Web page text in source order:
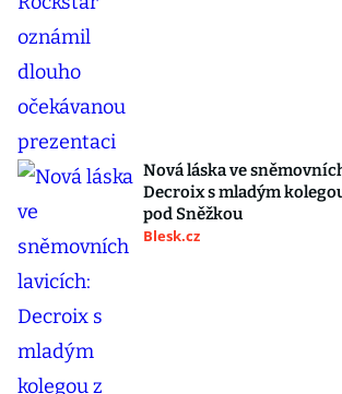
Nová láska ve
Decroix s mladým
pod Sněžkou
Blesk.cz